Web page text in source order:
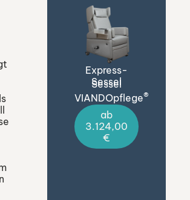
Express-
Sessel
Sessel
VIANDOpflege®
ab
3.124,00
€